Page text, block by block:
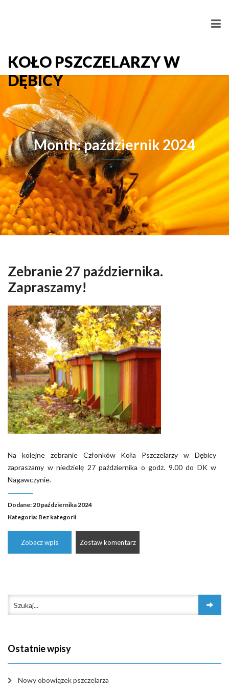
KOŁO PSZCZELARZY W
DĘBICY
Month: październik 2024
Zebranie 27 października.
Zapraszamy!
Na kolejne zebranie Członków Koła Pszczelarzy w Dębicy
zapraszamy w niedzielę 27 października o godz. 9.00 do DK w
Nagawczynie.
Dodane: 20 października 2024
Kategoria: Bez kategorii
Zobacz wpis Zostaw komentarz
Ostatnie wpisy
Nowy obowiązek pszczelarza